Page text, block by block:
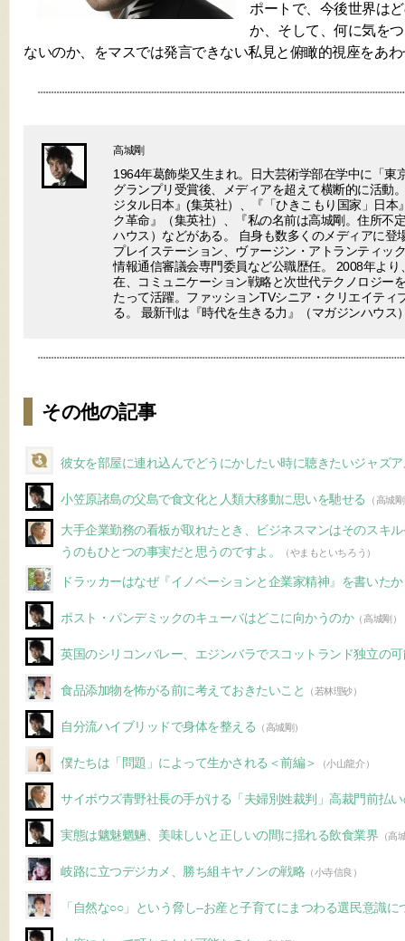
ポートで、今後世界は
か、そして、何に気を
ないのか、をマスでは発言できない私見と俯瞰的視座をあ
高城剛
1964年葛飾柴又生まれ。日大芸術学部在学中に「東
グランプリ受賞後、メディアを超えて横断的に活
ジタル日本』(集英社）、『「ひきこもり国家」日本
ク革命』（集英社）、『私の名前は高城剛。住所不
ハウス）などがある。 自身も数多くのメディアに登
プレイステーション、ヴァージン・アトランティッ
情報通信審議会専門委員など公職歴任。 2008年よ
在、コミュニケーション戦略と次世代テクノロジー
たって活躍。ファッションTVシニア・クリエイティ
る。 最新刊は『時代を生きる力』（マガジンハウス
その他の記事
彼女を部屋に連れ込んでどうにかしたい時に聴きたいジャズ
小笠原諸島の父島で食文化と人類大移動に思いを馳せる （高城
大手企業勤務の看板が取れたとき、ビジネスマンはそのスキ
うのもひとつの事実だと思うのですよ。
（やまもといちろう）
ドラッカーはなぜ『イノベーションと企業家精神』を書いたか
ポスト・パンデミックのキューバはどこに向かうのか（高城剛）
英国のシリコンバレー、エジンバラでスコットランド独立の
食品添加物を怖がる前に考えておきたいこと （若林理砂）
自分流ハイブリッドで身体を整える （高城剛）
僕たちは「問題」によって生かされる＜前編＞ （小山龍介）
サイボウズ青野社長の手がける「夫婦別姓裁判」高裁門前払
実態は魑魅魍魎、美味しいと正しいの間に揺れる飲食業界 （高
岐路に立つデジカメ、勝ち組キヤノンの戦略 （小寺信良）
「自然な○○」という脅し–お産と子育てにまつわる選民意識に